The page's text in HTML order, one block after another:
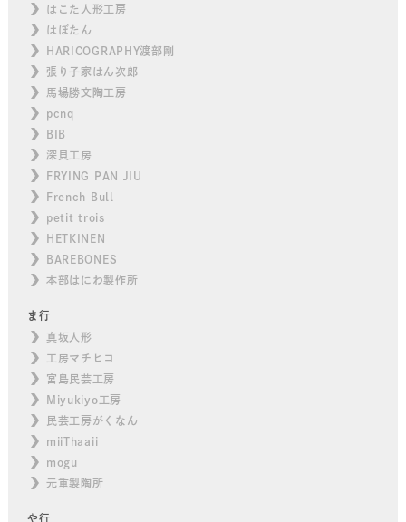
はこた人形工房
はぼたん
HARICOGRAPHY渡部剛
張り子家はん次郎
馬場勝文陶工房
pcnq
BIB
深貝工房
FRYING PAN JIU
French Bull
petit trois
HETKINEN
BAREBONES
本部はにわ製作所
ま行
真坂人形
工房マチヒコ
宮島民芸工房
Miyukiyo工房
民芸工房がくなん
miiThaaii
mogu
元重製陶所
や行